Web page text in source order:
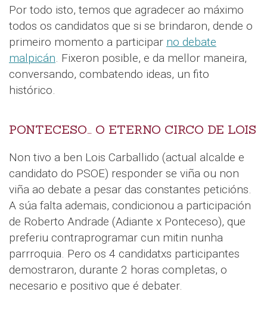
Por todo isto, temos que agradecer ao máximo
todos os candidatos que si se brindaron, dende o
primeiro momento a participar no debate
malpicán. Fixeron posible, e da mellor maneira,
conversando, combatendo ideas, un fito
histórico.
PONTECESO… O ETERNO CIRCO DE LOIS
Non tivo a ben Lois Carballido (actual alcalde e
candidato do PSOE) responder se viña ou non
viña ao debate a pesar das constantes peticións.
A súa falta ademais, condicionou a participación
de Roberto Andrade (Adiante x Ponteceso), que
preferiu contraprogramar cun mitin nunha
parrroquia. Pero os 4 candidatxs participantes
demostraron, durante 2 horas completas, o
necesario e positivo que é debater.